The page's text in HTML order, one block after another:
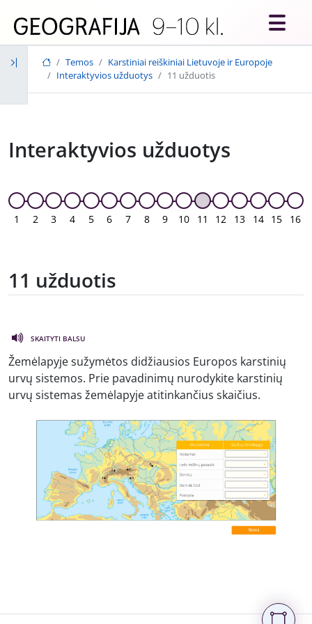
Temos
Karstiniai reiškiniai Lietuvoje ir Europoje
Interaktyvios užduotys
11 užduotis
Interaktyvios užduotys
1 2 3 4 5 6 7 8 9 10 11 12 13 14 15 16
11 užduotis
SKAITYTI BALSU
Žemėlapyje sužymėtos didžiausios Europos karstinių
urvų sistemos. Prie pavadinimų nurodykite karstinių
urvų sistemas žemėlapyje atitinkančius skaičius.